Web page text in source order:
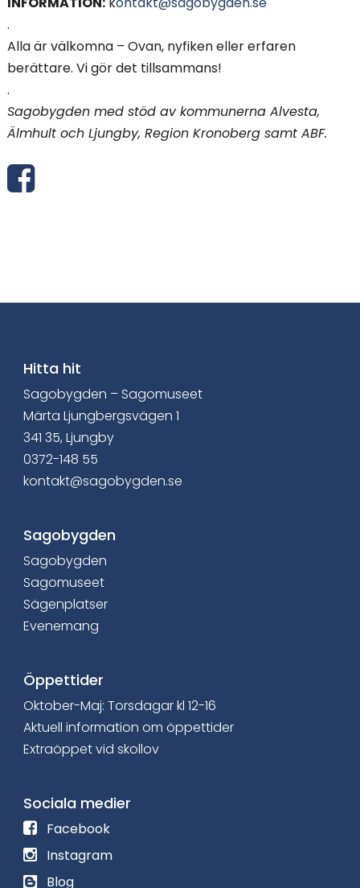
.
Alla är välkomna – Ovan, nyfiken eller erfaren
berättare. Vi gör det tillsammans!
.
Sagobygden med stöd av kommunerna Alvesta,
Älmhult och Ljungby, Region Kronoberg samt ABF.
D
v
a
F
a
c
b
o
o
k
Hitta hit
Sagobygden – Sagomuseet
Märta Ljungbergsvägen 1
341 35, Ljungby
0372-148 55
kontakt@sagobygden.se
Sagobygden
Sagobygden
Sagomuseet
Sägenplatser
Evenemang
Öppettider
Oktober-Maj: Torsdagar kl 12-16
Aktuell information om öppettider
Extraöppet vid skollov
Sociala medier
F
ö
l
Facebook
F
ö
Instagram
L Blog